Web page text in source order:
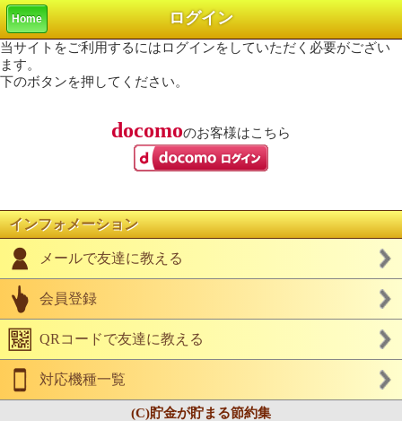
Home ログイン
当サイトをご利用するにはログインをしていただく必要がござい
ます。
下のボタンを押してください。
docomoのお客様はこちら
インフォメーション
メールで友達に教える
会員登録
QRコードで友達に教える
対応機種一覧
(C)貯金が貯まる節約集